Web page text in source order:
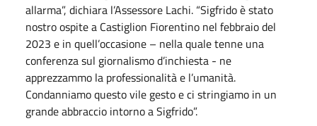
allarma”, dichiara l’Assessore Lachi. “Sigfrido è stato
nostro ospite a Castiglion Fiorentino nel febbraio del
2023 e in quell’occasione – nella quale tenne una
conferenza sul giornalismo d’inchiesta - ne
apprezzammo la professionalità e l’umanità.
Condanniamo questo vile gesto e ci stringiamo in un
grande abbraccio intorno a Sigfrido”.